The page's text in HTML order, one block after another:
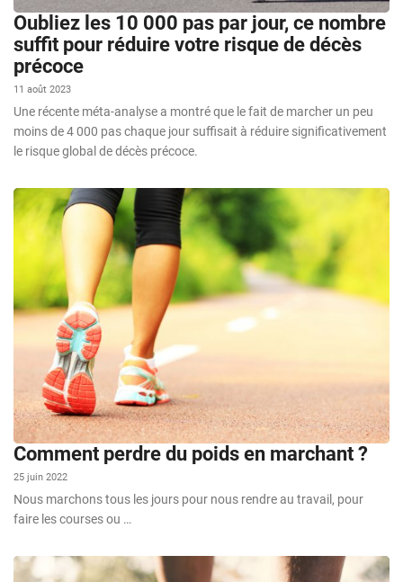
Oubliez les 10 000 pas par jour, ce nombre
suffit pour réduire votre risque de décès
précoce
11 août 2023
Une récente méta-analyse a montré que le fait de marcher un peu
moins de 4 000 pas chaque jour suffisait à réduire significativement
le risque global de décès précoce.
Comment perdre du poids en marchant ?
25 juin 2022
Nous marchons tous les jours pour nous rendre au travail, pour
faire les courses ou …